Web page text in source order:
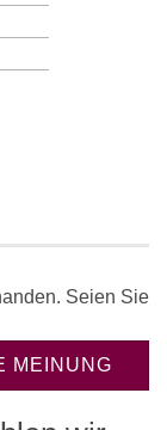
Seien Sie
MEINUNG